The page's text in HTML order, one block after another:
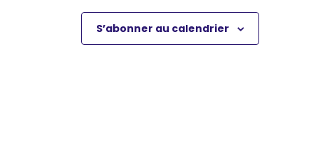
S’abonner au calendrier